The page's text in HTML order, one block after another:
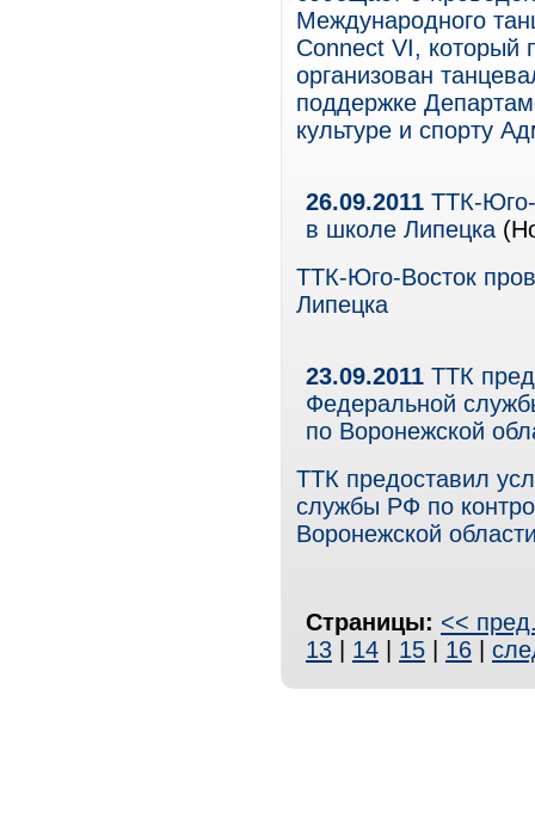
Международного
Connect VI, который
организован
поддержке
культуре и спорту
26.09.2011 ТТК-Юго-
в школе Липецка
ТТК-Юго-Восток
Липецка
23.09.2011 ТТК
Федеральной
по Воронежской
ТТК предоставил
службы РФ по
Воронежской
Страницы: <<
13
14 15 16